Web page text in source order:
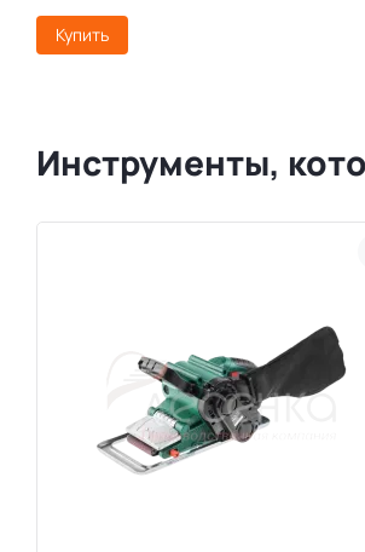
Купить
Инструменты,